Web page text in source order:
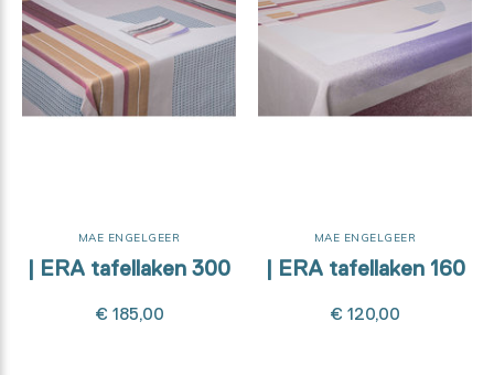
MAE ENGELGEER
| ERA tafellaken 300
€ 185,00
MAE ENGELGEER
| ERA tafellaken 160
€ 120,00